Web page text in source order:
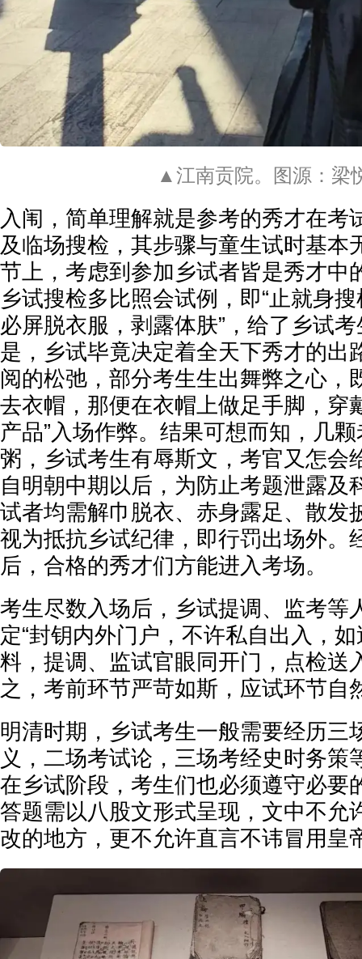
▲江南贡院。图源：梁
入闱，简单理解就是参考的秀才在考
及临场搜检，其步骤与童生试时基本
节上，考虑到参加乡试者皆是秀才中
乡试搜检多比照会试例，即“止就身
必屏脱衣服，剥露体肤”，给了乡试
是，乡试毕竟决定着全天下秀才的出
阅的松弛，部分考生生出舞弊之心，
去衣帽，那便在衣帽上做足手脚，穿
产品”入场作弊。结果可想而知，几
粥，乡试考生有辱斯文，考官又怎会
自明朝中期以后，为防止考题泄露及
试者均需解巾脱衣、赤身露足、散发
视为抵抗乡试纪律，即行罚出场外。
后，合格的秀才们方能进入考场。
考生尽数入场后，乡试提调、监考等
定“封钥内外门户，不许私自出入，
料，提调、监试官眼同开门，点检送
之，考前环节严苛如斯，应试环节自
明清时期，乡试考生一般需要经历三
义，二场考试论，三场考经史时务策
在乡试阶段，考生们也必须遵守必要
答题需以八股文形式呈现，文中不允
改的地方，更不允许直言不讳冒用皇